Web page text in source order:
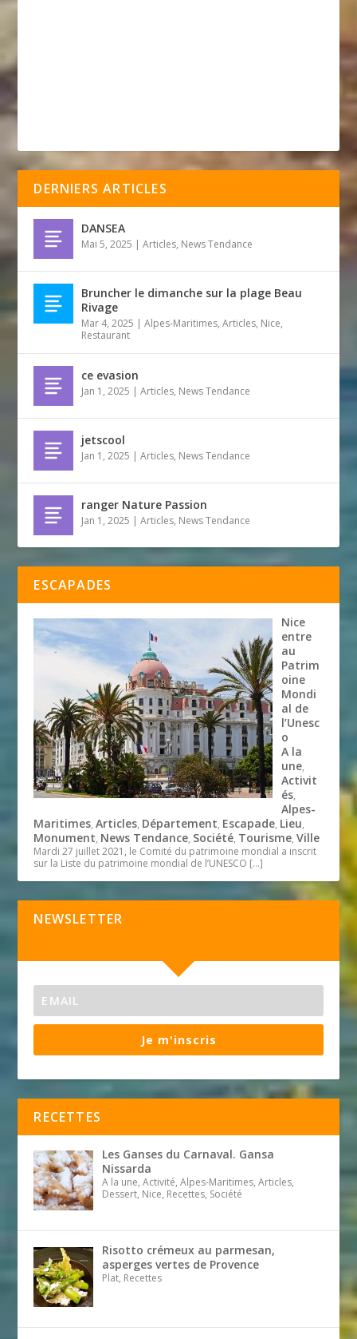
DERNIERS ARTICLES
DANSEA
Mai 5, 2025 |Articles, News Tendance
Bruncher le dimanche sur la plage Beau
Rivage
Mar 4, 2025 |Alpes-Maritimes,Articles, Nice,
Restaurant
ce evasion
Jan 1, 2025 |Articles, News Tendance
jetscool
Jan 1, 2025 |Articles, News Tendance
ranger Nature Passion
Jan 1, 2025 |Articles, News Tendance
ESCAPADES
Nice
entre
au
Patrim
oine
Mondi
al de
l’Unesc
o
A la
une,
Activit
és,
Alpes-
Maritimes,Articles, Département, Escapade, Lieu,
Monument, News Tendance, Société, Tourisme,Ville
Mardi 27 juillet 2021, le Comité du patrimoine mondial a inscrit
sur la Liste du patrimoine mondial de l’UNESCO […]
NEWSLETTER
Je m'inscris
RECETTES
Les Ganses du Carnaval. Gansa
Nissarda
A la une, Activité, Alpes-Maritimes, Articles,
Dessert, Nice, Recettes, Société
Risotto crémeux au parmesan,
asperges vertes de Provence
Plat, Recettes